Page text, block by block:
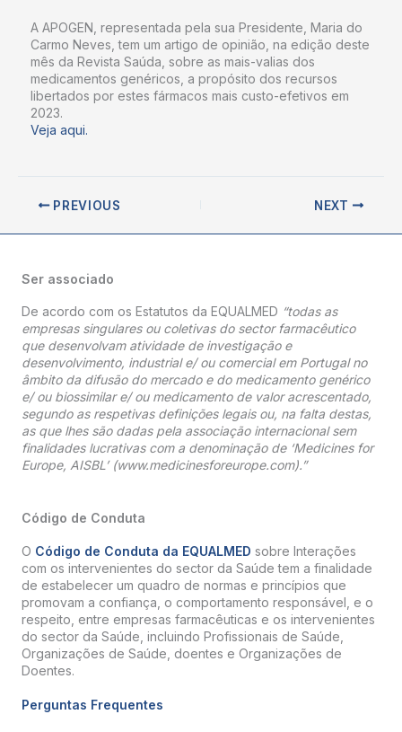
A APOGEN, representada pela sua Presidente, Maria do
Carmo Neves, tem um artigo de opinião, na edição deste
mês da Revista Saúda, sobre as mais-valias dos
medicamentos genéricos, a propósito dos recursos
libertados por estes fármacos mais custo-efetivos em
2023.
Veja aqui.
PREVIOUS NEXT
Ser associado
De acordo com os Estatutos da EQUALMED “todas as
empresas singulares ou coletivas do sector farmacêutico
que desenvolvam atividade de investigação e
desenvolvimento, industrial e/ ou comercial em Portugal no
âmbito da difusão do mercado e do medicamento genérico
e/ ou biossimilar e/ ou medicamento de valor acrescentado,
segundo as respetivas definições legais ou, na falta destas,
as que lhes são dadas pela associação internacional sem
finalidades lucrativas com a denominação de ‘Medicines for
Europe, AISBL’ (www.medicinesforeurope.com).”
Código de Conduta
O Código de Conduta da EQUALMED sobre Interações
com os intervenientes do sector da Saúde tem a finalidade
de estabelecer um quadro de normas e princípios que
promovam a confiança, o comportamento responsável, e o
respeito, entre empresas farmacêuticas e os intervenientes
do sector da Saúde, incluindo Profissionais de Saúde,
Organizações de Saúde, doentes e Organizações de
Doentes.
Perguntas Frequentes